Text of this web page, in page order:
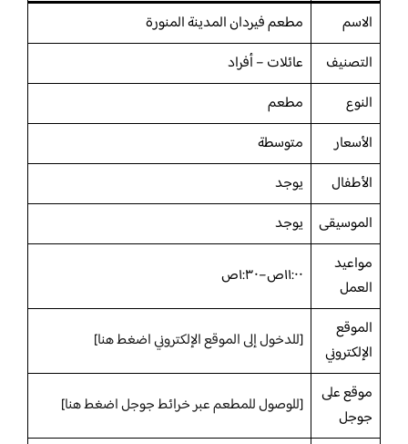
الاسم
مطعم فيردان المدينة المنورة
التصنيف
عائلات – أفراد
النوع
مطعم
الأسعار
متوسطة
الأطفال
يوجد
الموسيقى
يوجد
مواعيد
العمل
١١:٠٠ص–١:٣٠ص
الموقع
الإلكتروني
[للدخول إلى الموقع الإلكتروني اضغط هنا]
موقع على
جوجل
[للوصول للمطعم عبر خرائط جوجل اضغط هنا]